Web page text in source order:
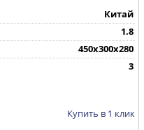
Китай
1.8
450x300x280
3
Купить в 1 клик